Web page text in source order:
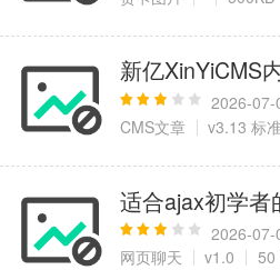
新亿XinYiCMS
2026-07-
CMS文章
v3.13 标
适合ajax初学
2026-07-
网页聊天
v1.0 50